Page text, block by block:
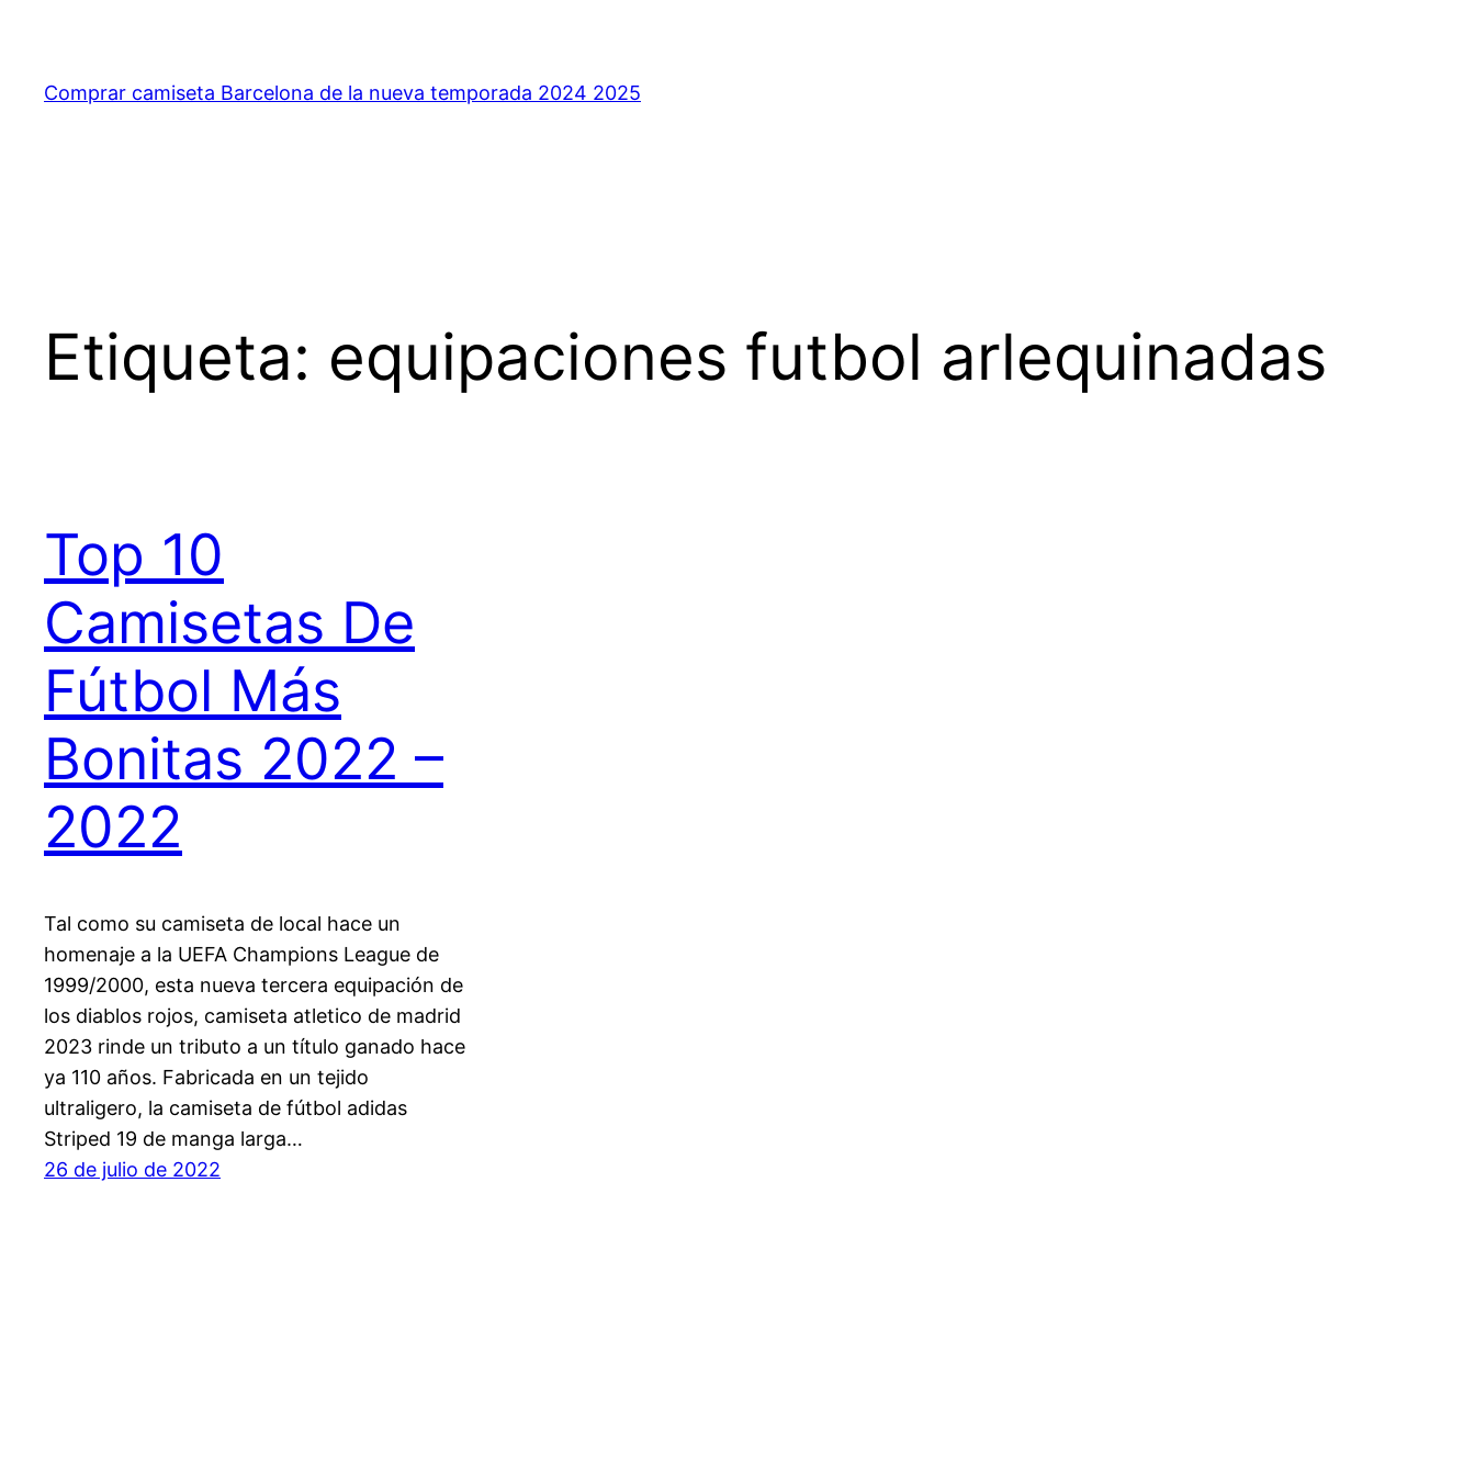
contenido
Comprar camiseta Barcelona de la nueva temporada 2024 2025
Etiqueta: equipaciones futbol arlequinadas
Top 10
Camisetas De
Fútbol Más
Bonitas 2022 –
2022
Tal como su camiseta de local hace un
homenaje a la UEFA Champions League de
1999/2000, esta nueva tercera equipación de
los diablos rojos, camiseta atletico de madrid
2023 rinde un tributo a un título ganado hace
ya 110 años. Fabricada en un tejido
ultraligero, la camiseta de fútbol adidas
Striped 19 de manga larga…
26 de julio de 2022